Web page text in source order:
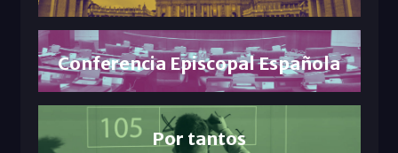
Conferencia Episcopal Española
Por tantos